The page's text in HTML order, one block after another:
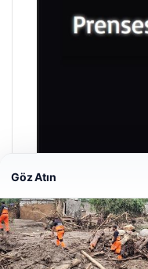
Prenses Night Club
Nisan 29, 2026
Göz Atın